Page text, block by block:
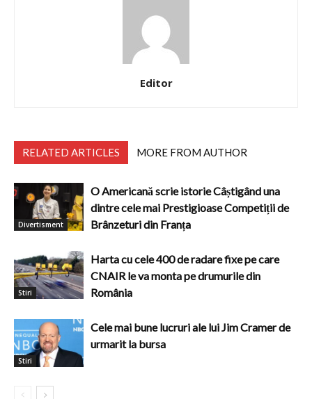
Editor
RELATED ARTICLES MORE FROM AUTHOR
Divertisment
O Americană scrie istorie Câștigând una
dintre cele mai Prestigioase Competiții de
Brânzeturi din Franța
Stiri
Harta cu cele 400 de radare fixe pe care
CNAIR le va monta pe drumurile din
România
Stiri
Cele mai bune lucruri ale lui Jim Cramer de
urmarit la bursa